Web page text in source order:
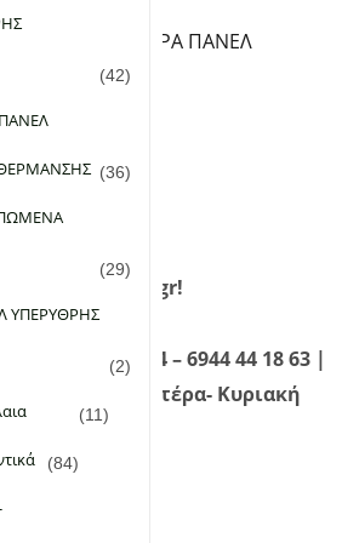
ΓΙΑ ΥΠΕΡΥΘΡA ΠΑΝΕΛ
ΧΑΛΑΚΙΑ
planetgreen.gr!
210 98 28 134 – 6944 44 18 63 |
Δευτέρα- Κυριακή
(42)
(36)
(29)
ΥΠΕΡΥΘΡΗΣ
(2)
(11)
(84)